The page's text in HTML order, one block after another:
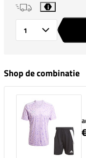
i
Shop de combinatie